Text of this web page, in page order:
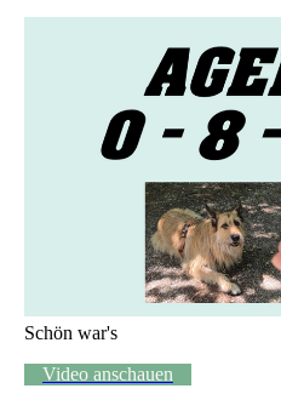
Schön war's
Video anschauen